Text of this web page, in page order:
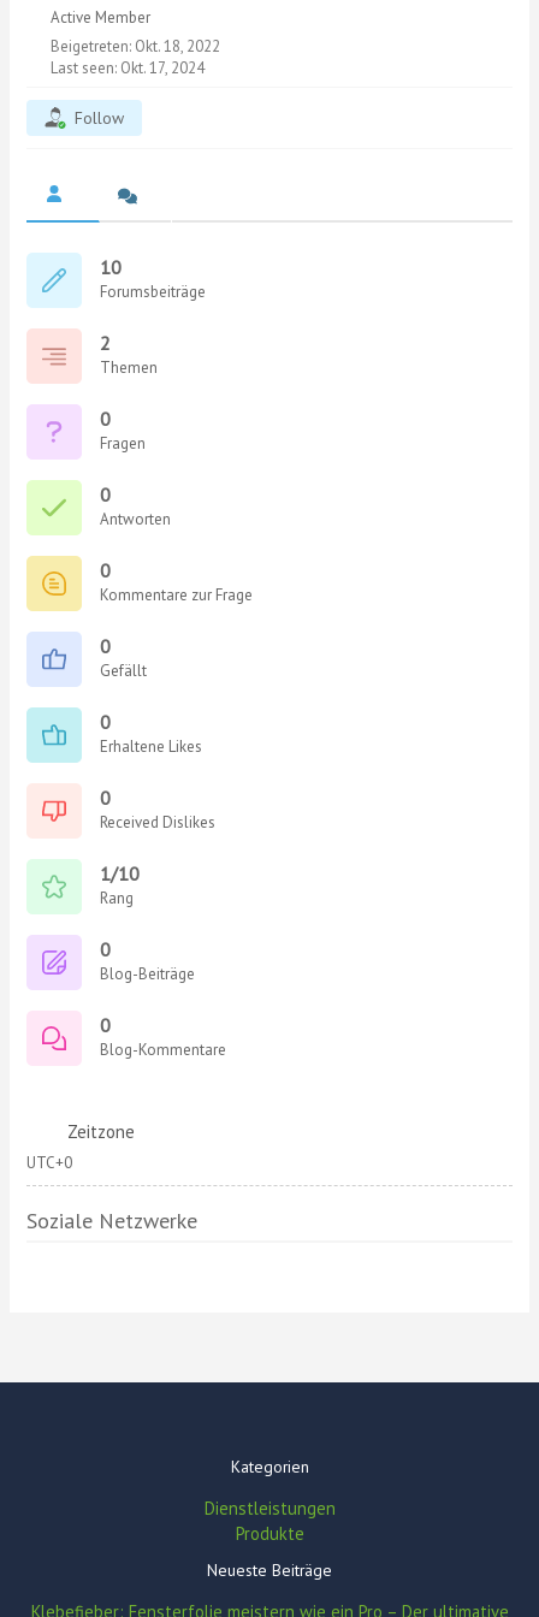
Active Member
Beigetreten: Okt. 18, 2022
Last seen: Okt. 17, 2024
Follow
10
Forumsbeiträge
2
Themen
0
Fragen
0
Antworten
0
Kommentare zur Frage
0
Gefällt
0
Erhaltene Likes
0
Received Dislikes
1/10
Rang
0
Blog-Beiträge
0
Blog-Kommentare
Zeitzone
UTC+0
Soziale Netzwerke
Kategorien
Dienstleistungen
Produkte
Neueste Beiträge
Klebefieber: Fensterfolie meistern wie ein Pro – Der ultimative